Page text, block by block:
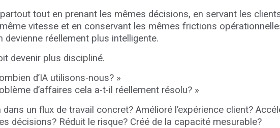
tout en prenant les mêmes décisions, en servant les
vitesse et en conservant les mêmes frictions
devienne réellement plus intelligente.
devenir plus discipliné.
d’IA utilisons-nous? »
d’affaires cela a-t-il réellement résolu? »
un flux de travail concret? Amélioré l’expérience client?
décisions? Réduit le risque? Créé de la capacité mesurable?